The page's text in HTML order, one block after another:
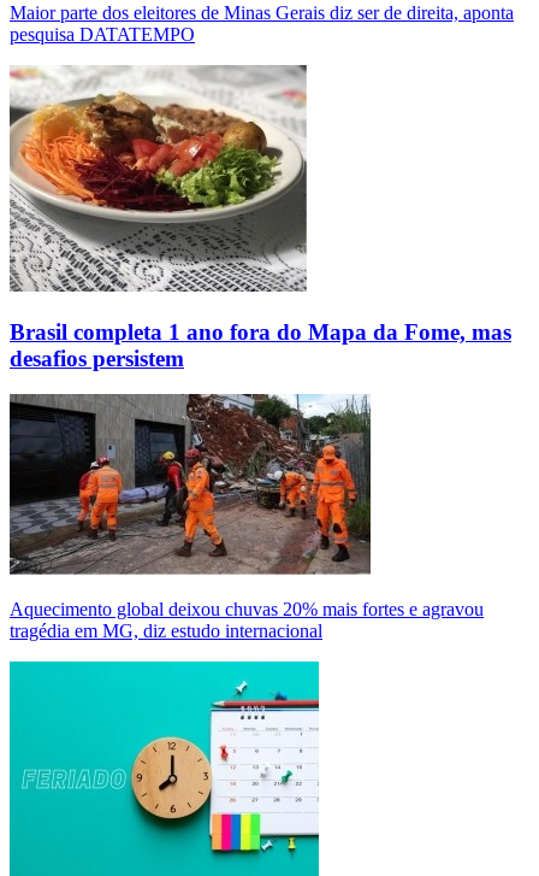
Maior parte dos eleitores de Minas Gerais diz ser de direita, aponta
pesquisa DATATEMPO
Brasil completa 1 ano fora do Mapa da Fome, mas
desafios persistem
Aquecimento global deixou chuvas 20% mais fortes e agravou
tragédia em MG, diz estudo internacional